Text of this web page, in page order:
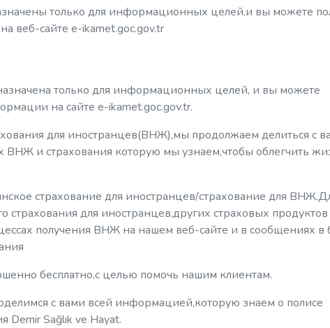
только для информационных целей,и вы можете
веб-сайте е-ikamet.goc.gov.tr
только для информационных целей, и вы можете
на сайте e-ikamet.goc.gov.tr.
для иностранцев(ВНЖ),мы продолжаем делиться с
и страхования которую мы узнаем,чтобы облегчить
страхование для иностранцев/страхование для
для иностранцев,других страховых продуктов
получения ВНЖ на нашем веб-сайте и в сообщениях в
бесплатно,с целью помочь нашим клиентам.
с вами всей информацией,которую знаем о полисе
Demir Sağlık ve Hayat.